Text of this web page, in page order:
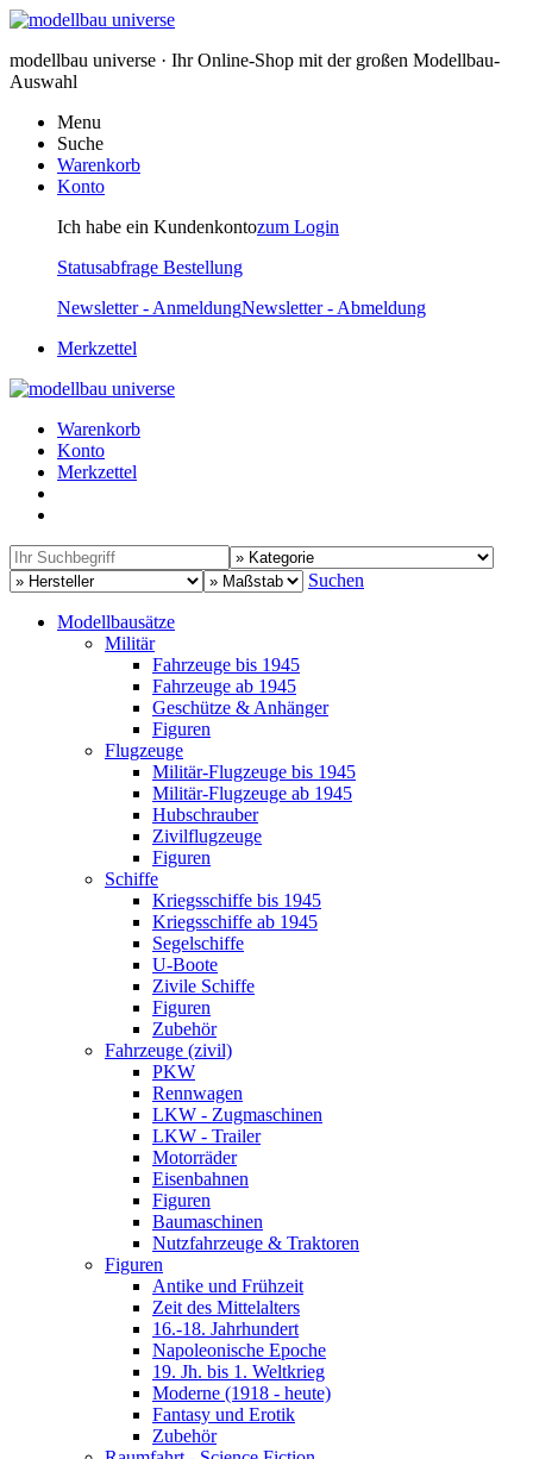
modellbau universe · Ihr Online-Shop mit der großen Modellbau-
Auswahl
Menu
Suche
Warenkorb
Konto
Ich habe ein Kundenkontozum Login
Statusabfrage Bestellung
Newsletter - AnmeldungNewsletter - Abmeldung
Merkzettel
Warenkorb
Konto
Merkzettel
Suchen
Modellbausätze
Militär
Fahrzeuge bis 1945
Fahrzeuge ab 1945
Geschütze & Anhänger
Figuren
Flugzeuge
Militär-Flugzeuge bis 1945
Militär-Flugzeuge ab 1945
Hubschrauber
Zivilflugzeuge
Figuren
Schiffe
Kriegsschiffe bis 1945
Kriegsschiffe ab 1945
Segelschiffe
U-Boote
Zivile Schiffe
Figuren
Zubehör
Fahrzeuge (zivil)
PKW
Rennwagen
LKW - Zugmaschinen
LKW - Trailer
Motorräder
Eisenbahnen
Figuren
Baumaschinen
Nutzfahrzeuge & Traktoren
Figuren
Antike und Frühzeit
Zeit des Mittelalters
16.-18. Jahrhundert
Napoleonische Epoche
19. Jh. bis 1. Weltkrieg
Moderne (1918 - heute)
Fantasy und Erotik
Zubehör